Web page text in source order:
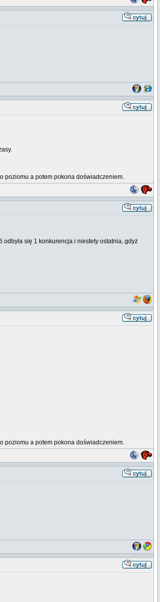
poziomu a potem pokona doświadczeniem.
odbyła się 1 konkurencja i niestety ostatnia, gdyż
poziomu a potem pokona doświadczeniem.